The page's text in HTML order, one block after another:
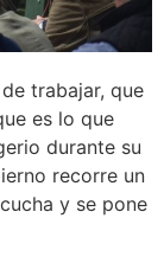
trabajar, que
es lo que
durante su
recorre un
y se pone